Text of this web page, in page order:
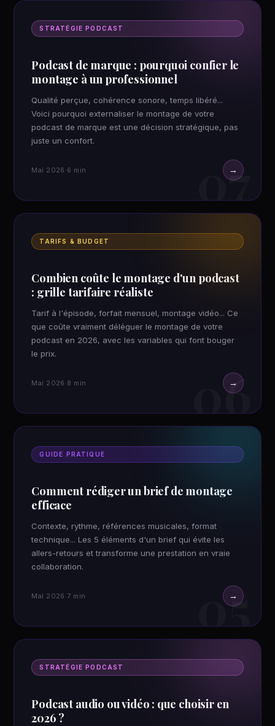
STRATÉGIE PODCAST
Podcast de marque : pourquoi confier le
montage à un professionnel
Qualité perçue, cohérence sonore, temps libéré...
Voici pourquoi externaliser le montage de votre
podcast de marque est une décision stratégique, pas
juste un confort.
Mai 2026 ·6 min →
07
TARIFS & BUDGET
Combien coûte le montage d'un podcast
: grille tarifaire réaliste
Tarif à l'épisode, forfait mensuel, montage vidéo... Ce
que coûte vraiment déléguer le montage de votre
podcast en 2026, avec les variables qui font bouger
le prix.
Mai 2026 ·8 min →
06
GUIDE PRATIQUE
Comment rédiger un brief de montage
efficace
Contexte, rythme, références musicales, format
technique... Les 5 éléments d'un brief qui évite les
allers-retours et transforme une prestation en vraie
collaboration.
Mai 2026 ·7 min →
05
STRATÉGIE PODCAST
Podcast audio ou vidéo : que choisir en
2026 ?